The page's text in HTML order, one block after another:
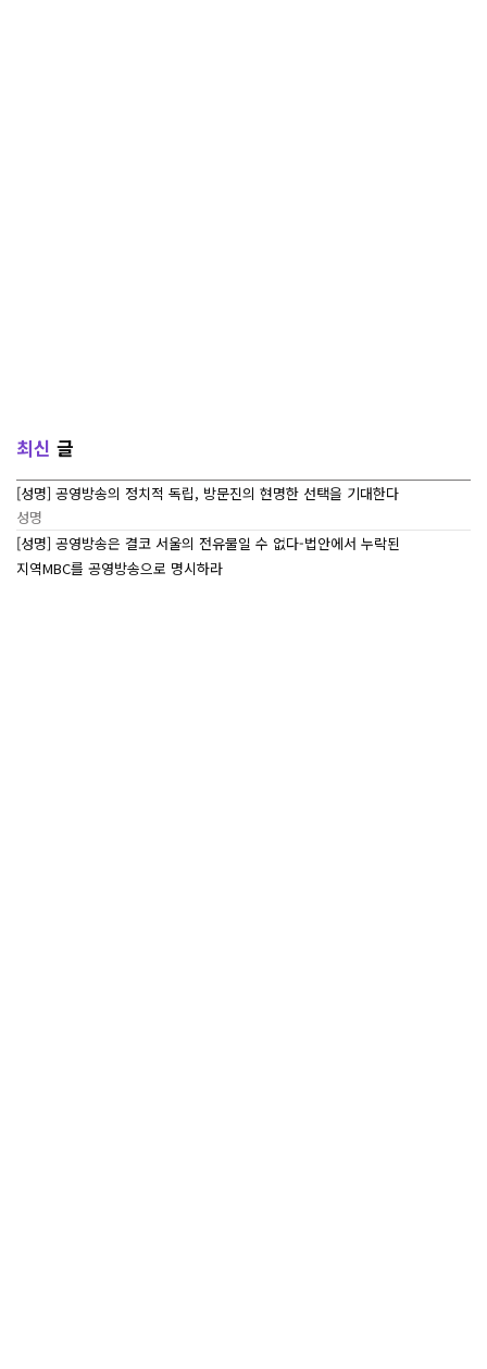
최신 글
[성명] 공영방송의 정치적 독립, 방문진의 현명한 선택을 기대한다
성명
[성명] 공영방송은 결코 서울의 전유물일 수 없다-법안에서 누락된
지역MBC를 공영방송으로 명시하라